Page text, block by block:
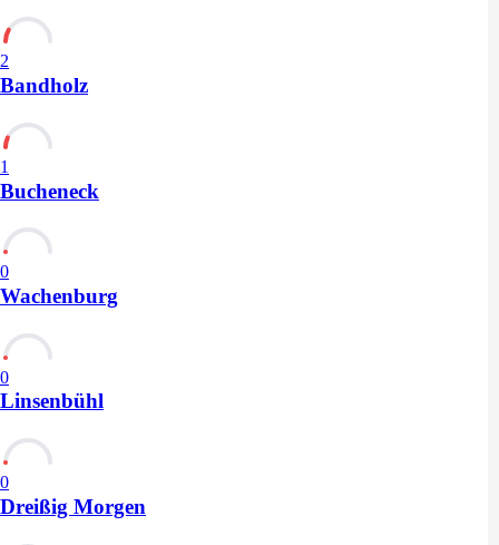
2
Bandholz
1
Bucheneck
0
Wachenburg
0
Linsenbühl
0
Dreißig Morgen